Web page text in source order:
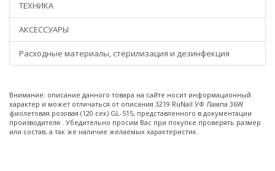
ТЕХНИКА
АКСЕССУАРЫ
Расходные материалы, стерилизация и дезинфекция
Внимание: описание данного товара на сайте носит информационный
характер и может отличаться от описания 3219 RuNail УФ Лампа 36W
фиолетовая розовая (120 сек) GL-515, представленного в документации
производителя . Убедительно просим Вас при покупке проверять размер
или состав, а так же наличие желаемых характеристик.